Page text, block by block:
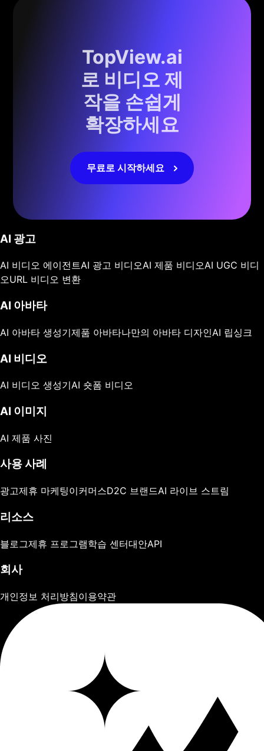
TopView.ai
로 비디오 제
작을 손쉽게
확장하세요
무료로 시작하세요
AI 광고
AI 비디오 에이전트AI 광고 비디오AI 제품 비디오AI UGC 비디
오URL 비디오 변환
AI 아바타
AI 아바타 생성기제품 아바타나만의 아바타 디자인AI 립싱크
AI 비디오
AI 비디오 생성기AI 숏폼 비디오
AI 이미지
AI 제품 사진
사용 사례
광고제휴 마케팅이커머스D2C 브랜드AI 라이브 스트림
리소스
블로그제휴 프로그램학습 센터대안API
회사
개인정보 처리방침이용약관